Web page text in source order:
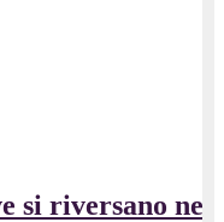
si riversano nel